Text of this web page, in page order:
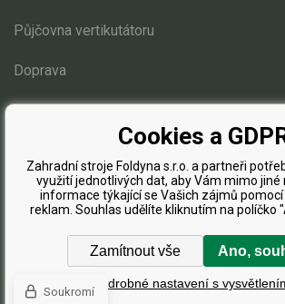
Půjčovna vertikutátoru
Doprava
Blog
Tvorba a pronájem eshopů
Cookies a
Zahradní stroje Foldyna s.r.o. a partneři
využití jednotlivých dat, aby Vám mimo
informace týkající se Vašich zájmů
reklam. Souhlas udělíte kliknutím na políčko
Zamítnout vše Ano,
Podrobné nastavení s
Soukromí